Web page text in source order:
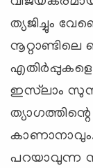
ത്യജിച്ചും
ഇസ്‌ലാം
കാണാനാവും.
പറയാവുന്ന